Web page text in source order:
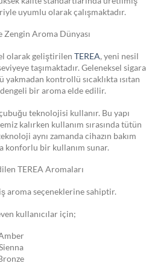
uyumlu olarak çalışmaktadır.
Zengin Aroma Dünyası
olarak geliştirilen TEREA, yeni nesil
taşımaktadır. Geleneksel sigara
kontrollü sıcaklıkta ısıtan
bir aroma elde edilir.
teknolojisi kullanır. Bu yapı
kalırken kullanım sırasında tütün
aynı zamanda cihazın bakım
konforlu bir kullanım sunar.
TEREA Aromaları
aroma seçeneklerine sahiptir.
kullanıcılar için;